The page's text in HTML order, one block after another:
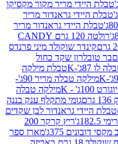
מריר מקור מקסיקו
גראנדור מריר
גראנדור מריר
רולטה 120 גרם CANDY
שוקולד מיני פרנדס
שקד כחול
טבלת מילקה
מילקה טבלה מריר 90ג'-
מילקה טבלה
מתקלף ענק בננה
לבן שקדים
ריץ קרקר 200
מארז ספר